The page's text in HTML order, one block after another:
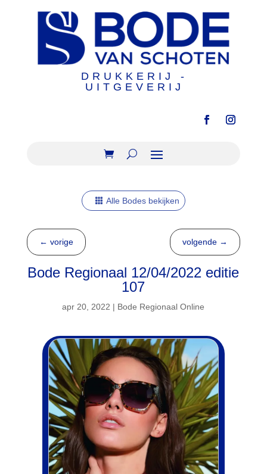
DRUKKERIJ -
UITGEVERIJ
Alle Bodes bekijken
← vorige volgende →
Bode Regionaal 12/04/2022 editie
107
apr 20, 2022 | Bode Regionaal Online